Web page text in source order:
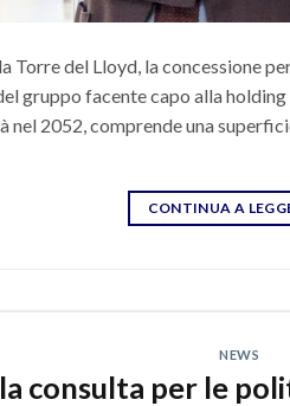
Torre del Lloyd, la concessione
gruppo facente capo alla
nel 2052, comprende una
CONTINUA A
NEWS
la consulta per le